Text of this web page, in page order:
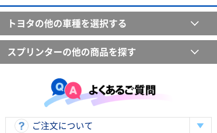
トヨタの他の車種を選択する
スプリンターの他の商品を探す
ご注文について